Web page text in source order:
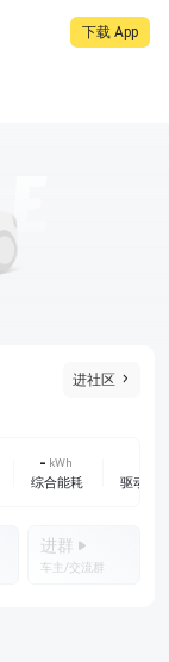
下载 App
进社区
- kWh
综合能耗 驱动方
进群
车主/交流群